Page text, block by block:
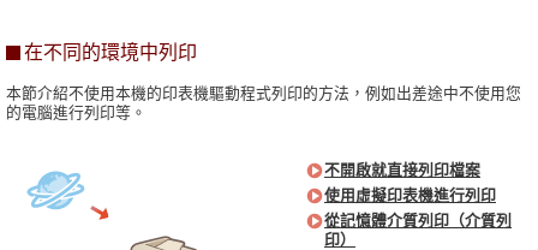
在不同的環境中列印
本節介紹不使用本機的印表機驅動程式列印的方法，例如出差途中不使用您
的電腦進行列印等。
不開啟就直接列印檔案
使用虛擬印表機進行列印
從記憶體介質列印（介質列
印）